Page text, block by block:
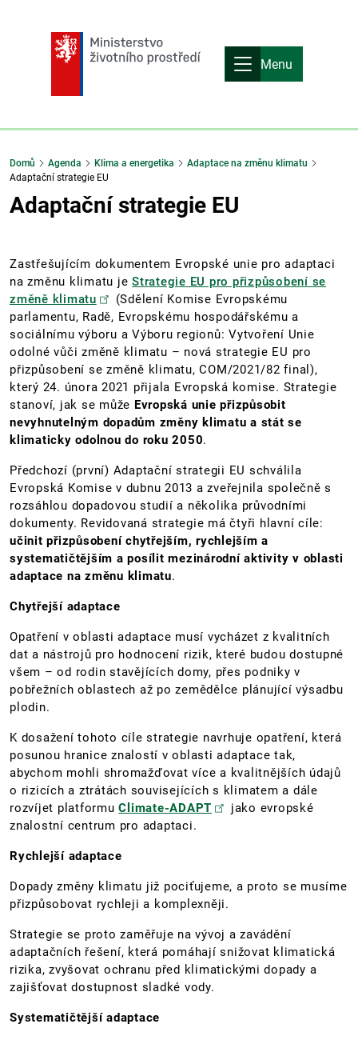
Menu
Domů Agenda Klima a energetika
Adaptace na změnu klimatu
Adaptační strategie EU
Adaptační strategie EU
Zastřešujícím dokumentem Evropské unie pro adaptaci
na změnu klimatu je Strategie EU pro přizpůsobení se
změně klimatu
(Sdělení Komise Evropskému
parlamentu, Radě, Evropskému hospodářskému a
sociálnímu výboru a Výboru regionů: Vytvoření Unie
odolné vůči změně klimatu – nová strategie EU pro
přizpůsobení se změně klimatu, COM/2021/82 final),
který 24. února 2021 přijala Evropská komise. Strategie
stanoví, jak se může Evropská unie přizpůsobit
nevyhnutelným dopadům změny klimatu a stát se
klimaticky odolnou do roku 2050.
Předchozí (první) Adaptační strategii EU schválila
Evropská Komise v dubnu 2013 a zveřejnila společně s
rozsáhlou dopadovou studií a několika průvodními
dokumenty. Revidovaná strategie má čtyři hlavní cíle:
učinit přizpůsobení chytřejším, rychlejším a
systematičtějším a posílit mezinárodní aktivity v oblasti
adaptace na změnu klimatu.
Chytřejší adaptace
Opatření v oblasti adaptace musí vycházet z kvalitních
dat a nástrojů pro hodnocení rizik, které budou dostupné
všem – od rodin stavějících domy, přes podniky v
pobřežních oblastech až po zemědělce plánující výsadbu
plodin.
K dosažení tohoto cíle strategie navrhuje opatření, která
posunou hranice znalostí v oblasti adaptace tak,
abychom mohli shromažďovat více a kvalitnějších údajů
o rizicích a ztrátách souvisejících s klimatem a dále
rozvíjet platformuClimate-ADAPT
jako evropské
znalostní centrum pro adaptaci.
Rychlejší adaptace
Dopady změny klimatu již pociťujeme, a proto se musíme
přizpůsobovat rychleji a komplexněji.
Strategie se proto zaměřuje na vývoj a zavádění
adaptačních řešení, která pomáhají snižovat klimatická
rizika, zvyšovat ochranu před klimatickými dopady a
zajišťovat dostupnost sladké vody.
Systematičtější adaptace